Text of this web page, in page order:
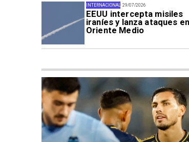
29/07/2026
EEUU intercepta misiles
iraníes y lanza ataques en
Oriente Medio
INTERNACIONAL